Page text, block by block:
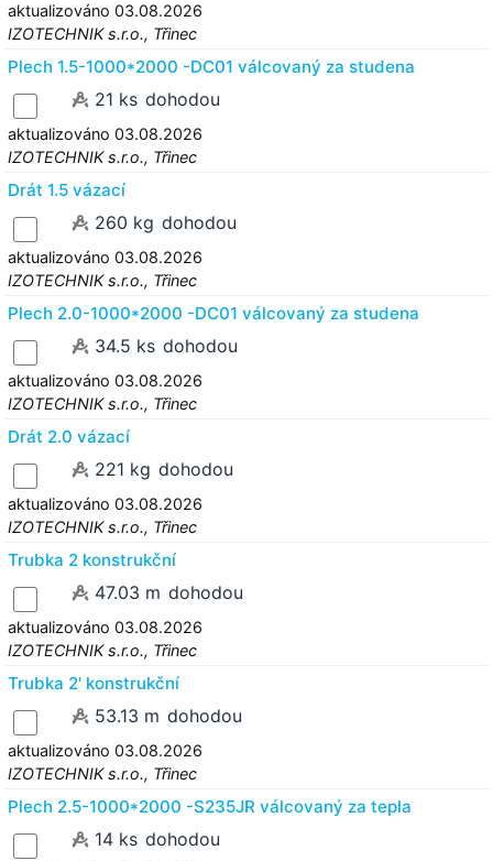
aktualizováno 03.08.2026
IZOTECHNIK s.r.o., Třinec
Plech 1.5-1000*2000 -DC01 válcovaný za studena
21 ks dohodou
aktualizováno 03.08.2026
IZOTECHNIK s.r.o., Třinec
Drát 1.5 vázací
260 kg dohodou
aktualizováno 03.08.2026
IZOTECHNIK s.r.o., Třinec
Plech 2.0-1000*2000 -DC01 válcovaný za studena
34.5 ks dohodou
aktualizováno 03.08.2026
IZOTECHNIK s.r.o., Třinec
Drát 2.0 vázací
221 kg dohodou
aktualizováno 03.08.2026
IZOTECHNIK s.r.o., Třinec
Trubka 2 konstrukční
47.03 m dohodou
aktualizováno 03.08.2026
IZOTECHNIK s.r.o., Třinec
Trubka 2' konstrukční
53.13 m dohodou
aktualizováno 03.08.2026
IZOTECHNIK s.r.o., Třinec
Plech 2.5-1000*2000 -S235JR válcovaný za tepla
14 ks dohodou